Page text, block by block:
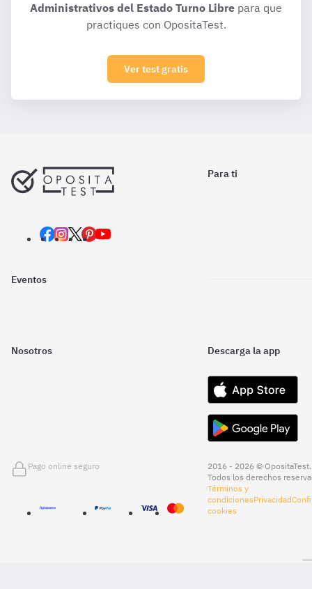
Administrativos del Estado Turno Libre para que
practiques con OpositaTest.
Ver test gratis
Para ti
Eventos
Nosotros Descarga la app
Pago online seguro
2016 - 2026 © OpositaTest.
Todos los derechos
Términos y
condicionesPrivacidad
cookies